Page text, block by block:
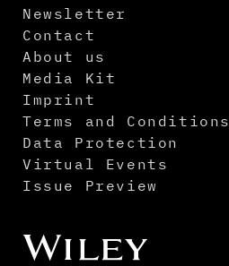
Newsletter
Contact
About us
Media Kit
Imprint
Terms and Conditions
Data Protection
Virtual Events
Issue Preview